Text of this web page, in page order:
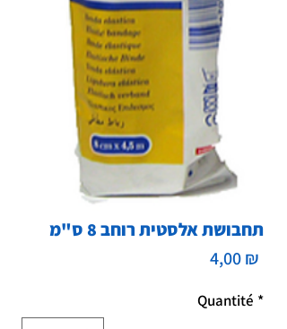
תחבושת אלסטית רוחב 8 ס"מ
4,00 ₪
Quantité *